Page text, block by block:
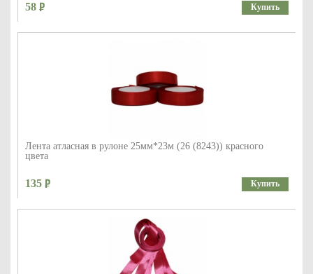
58 Купить
Лента атласная в рулоне 25мм*23м (26 (8243)) красного
цвета
135 Купить